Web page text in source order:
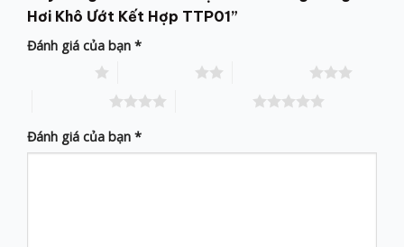
Hơi Khô Ướt Kết Hợp TTP01”
Đánh giá của bạn *
Đánh giá của bạn *